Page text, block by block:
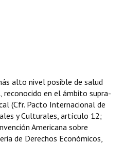
- Registro
alto nivel posible de salud
reconocido en el ámbito supra-
(Cfr. Pacto Internacional de
y Culturales, artículo 12;
Americana sobre
de Derechos Económicos,